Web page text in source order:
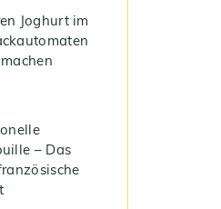
Joghurt im
– Das